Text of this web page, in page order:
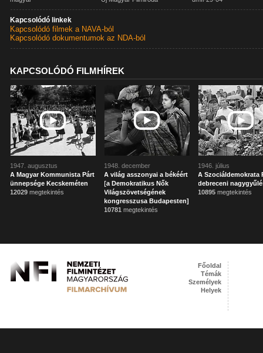
Kapcsolódó linkek
Kapcsolódó filmek a NAVA-ból
Kapcsolódó dokumentumok az NDA-ból
KAPCSOLÓDÓ FILMHÍREK
1947. augusztus
A Magyar Kommunista Párt
ünnepsége Kecskeméten
12029 megtekintés
1948. december
A világ asszonyai a békéért
[a Demokratikus Nők
Világszövetségének
kongresszusa Budapesten]
10781 megtekintés
1946. július
A Szociáldemokrata
debreceni
10895 megtekintés
Főoldal
Témák
Személyek
Helyek